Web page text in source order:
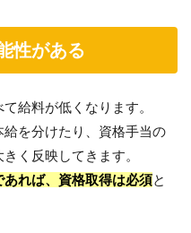
性がある
給料が低くなります。
を分けたり、資格手当の
く反映してきます。
れば、資格取得は必須と